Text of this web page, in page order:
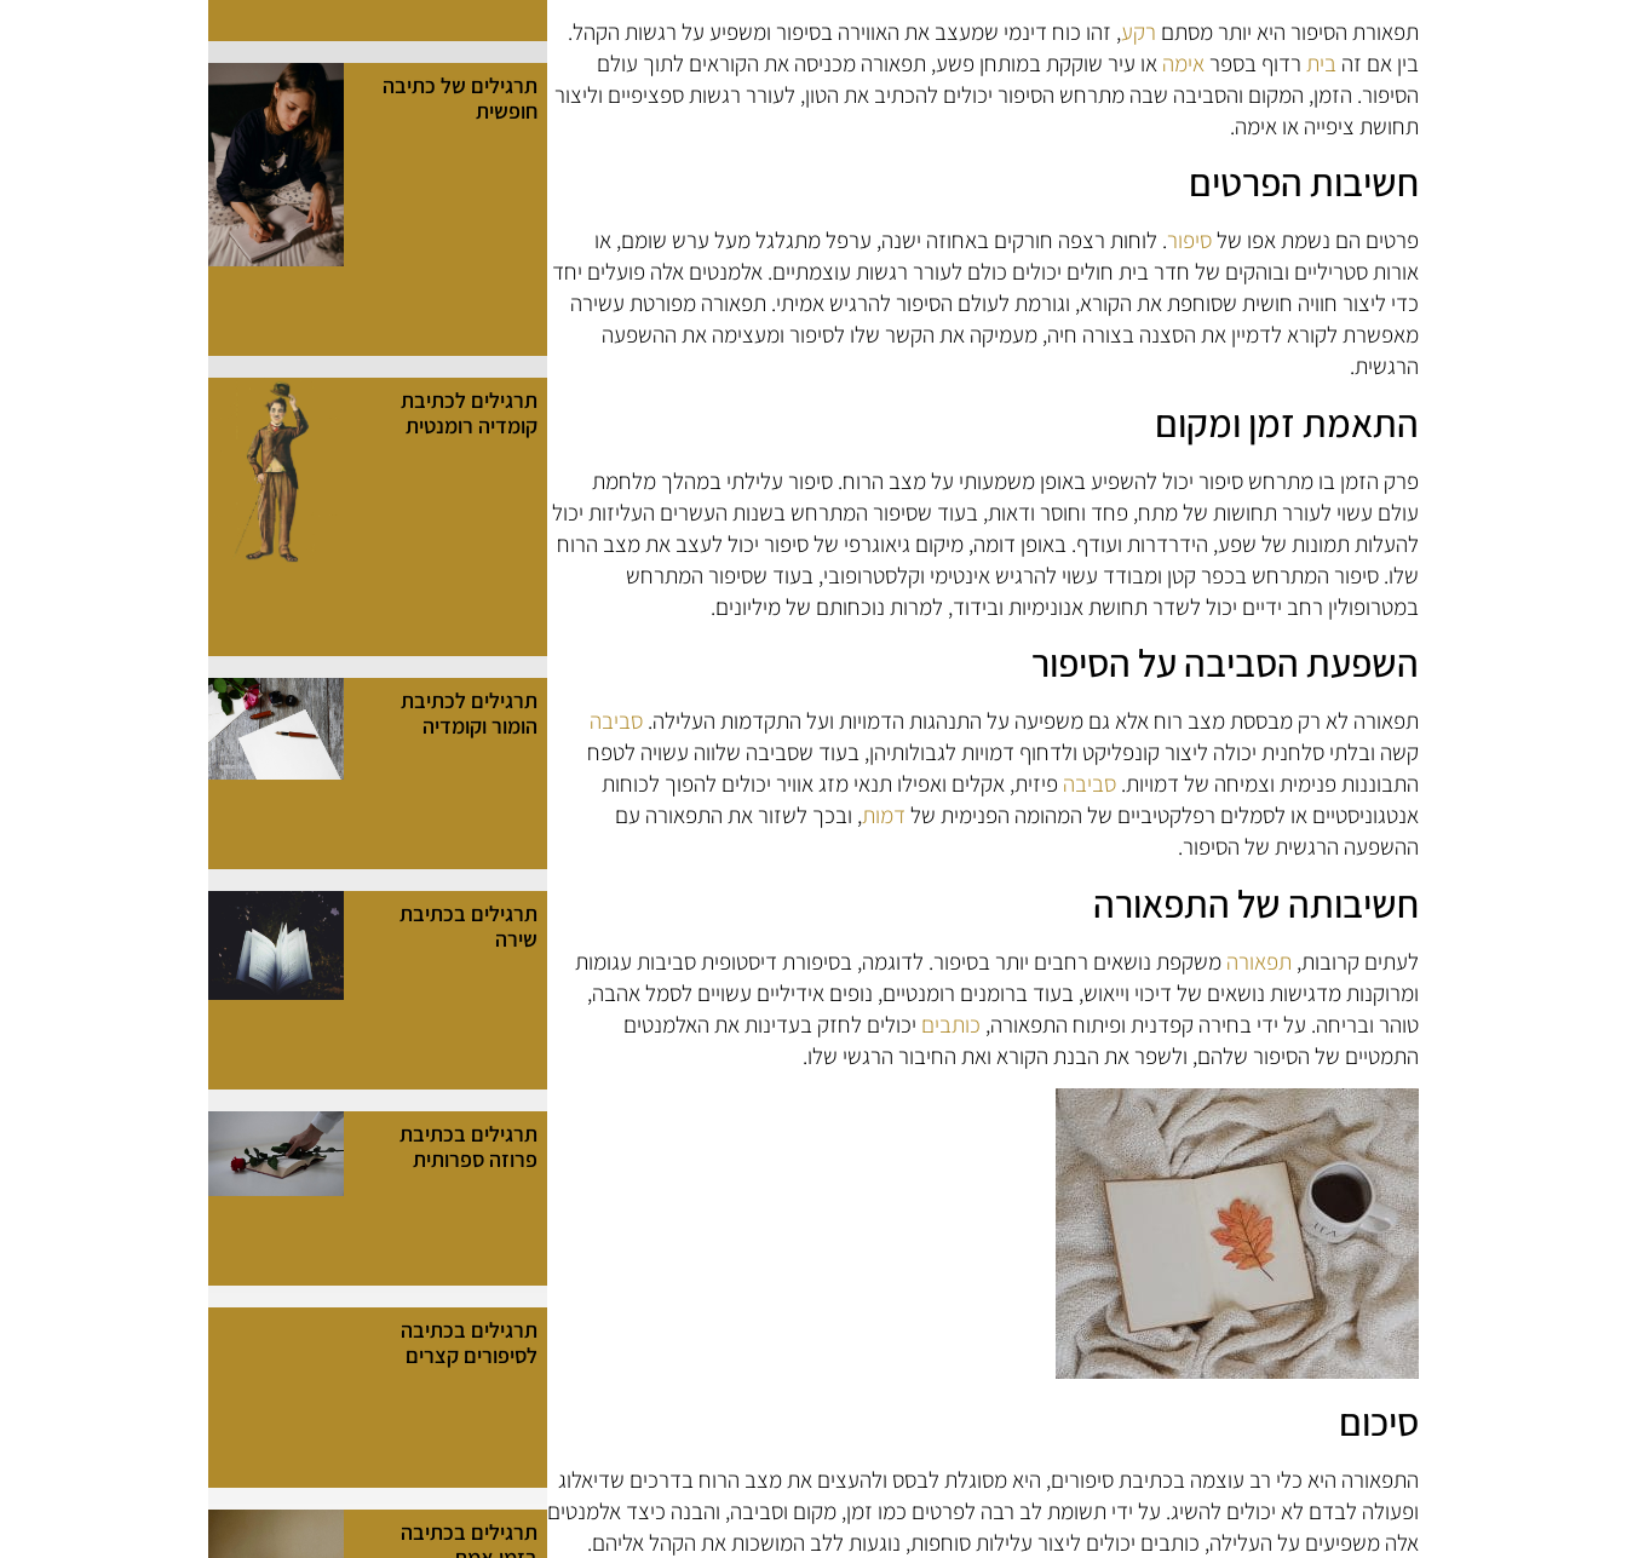
תפאורת הסיפור היא יותר מסתם רקע, זהו כוח דינמי שמעצב את האווירה בסיפור ומשפיע על רגשות הקהל.
בין אם זה בית רדוף בספר אימה או עיר שוקקת במותחן פשע, תפאורה מכניסה את הקוראים לתוך עולם
הסיפור. הזמן, המקום והסביבה שבה מתרחש הסיפור יכולים להכתיב את הטון, לעורר רגשות ספציפיים וליצור
תחושת ציפייה או אימה.
חשיבות הפרטים
פרטים הם נשמת אפו שלסיפור. לוחות רצפה חורקים באחוזה ישנה, ​​ערפל מתגלגל מעל ערש שומם, או
אורות סטריליים ובוהקים של חדר בית חולים יכולים כולם לעורר רגשות עוצמתיים. אלמנטים אלה פועלים יחד
כדי ליצור חוויה חושית שסוחפת את הקורא, וגורמת לעולם הסיפור להרגיש אמיתי. תפאורה מפורטת עשירה
מאפשרת לקורא לדמיין את הסצנה בצורה חיה, מעמיקה את הקשר שלו לסיפור ומעצימה את ההשפעה
הרגשית.
התאמת זמן ומקום
פרק הזמן בו מתרחש סיפור יכול להשפיע באופן משמעותי על מצב הרוח. סיפור עלילתי במהלך מלחמת
עולם עשוי לעורר תחושות של מתח, פחד וחוסר ודאות, בעוד שסיפור המתרחש בשנות העשרים העליזות יכול
להעלות תמונות של שפע, הידרדרות ועודף. באופן דומה, מיקום גיאוגרפי של סיפור יכול לעצב את מצב הרוח
שלו. סיפור המתרחש בכפר קטן ומבודד עשוי להרגיש אינטימי וקלסטרופובי, בעוד שסיפור המתרחש
במטרופולין רחב ידיים יכול לשדר תחושת אנונימיות ובידוד, למרות נוכחותם של מיליונים.
השפעת הסביבה על הסיפור
תפאורה לא רק מבססת מצב רוח אלא גם משפיעה על התנהגות הדמויות ועל התקדמות העלילה. סביבה
קשה ובלתי סלחנית יכולה ליצור קונפליקט ולדחוף דמויות לגבולותיהן, בעוד שסביבה שלווה עשויה לטפח
התבוננות פנימית וצמיחה של דמויות. סביבה פיזית, אקלים ואפילו תנאי מזג אוויר יכולים להפוך לכוחות
אנטגוניסטיים או לסמלים רפלקטיביים של המהומה הפנימית של דמות, ובכך לשזור את התפאורה עם
ההשפעה הרגשית של הסיפור.
חשיבותה של התפאורה
לעתים קרובות, תפאורה משקפת נושאים רחבים יותר בסיפור. לדוגמה, בסיפורת דיסטופית סביבות עגומות
ומרוקנות מדגישות נושאים של דיכוי וייאוש, בעוד ברומנים רומנטיים, נופים אידיליים עשויים לסמל אהבה,
טוהר ובריחה. על ידי בחירה קפדנית ופיתוח התפאורה, כותבים יכולים לחזק בעדינות את האלמנטים
התמטיים של הסיפור שלהם, ולשפר את הבנת הקורא ואת החיבור הרגשי שלו.
סיכום
התפאורה היא כלי רב עוצמה בכתיבת סיפורים, היא מסוגלת לבסס ולהעצים את מצב הרוח בדרכים שדיאלוג
ופעולה לבדם לא יכולים להשיג. על ידי תשומת לב רבה לפרטים כמו זמן, מקום וסביבה, והבנה כיצד אלמנטים
אלה משפיעים על העלילה, כותבים יכולים ליצור עלילות סוחפות, נוגעות ללב המושכות את הקהל אליהם.
תרגילים של כתיבה
חופשית
תרגילים לכתיבת
קומדיה רומנטית
תרגילים לכתיבת
הומור וקומדיה
תרגילים בכתיבת
שירה
תרגילים בכתיבת
פרוזה ספרותית
תרגילים בכתיבה
לסיפורים קצרים
תרגילים בכתיבה